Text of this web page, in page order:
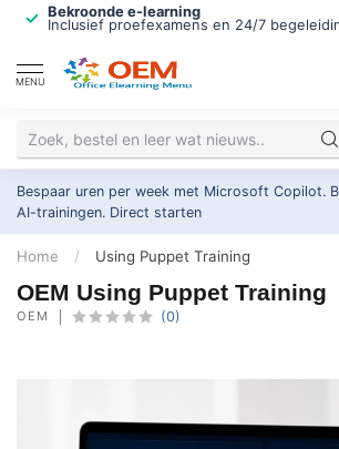
Bekroonde e-learning
Inclusief proefexamens en 24/7
MENU
Bespaar uren per week met Microsoft Copilot.
AI-trainingen. Direct starten
Home / Using Puppet Training
OEM Using Puppet Training
OEM (0)